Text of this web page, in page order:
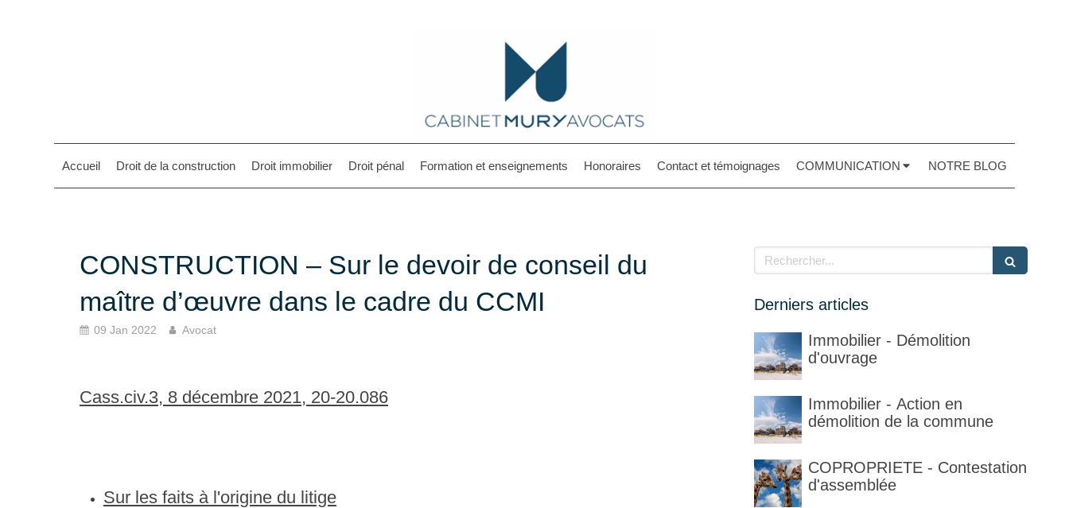
Accueil Droit de la construction Droit immobilier Droit pénal Formation et enseignements Honoraires Contact et témoignages COMMUNICATION NOTRE BLOG
CONSTRUCTION – Sur le devoir de conseil du
maître d’œuvre dans le cadre du CCMI
09 Jan 2022 Avocat
Cass.civ.3, 8 décembre 2021, 20-20.086
Sur les faits à l'origine du litige
Rechercher
Derniers articles
Immobilier - Démolition
d'ouvrage
Immobilier - Action en
démolition de la commune
COPROPRIETE - Contestation
d'assemblée